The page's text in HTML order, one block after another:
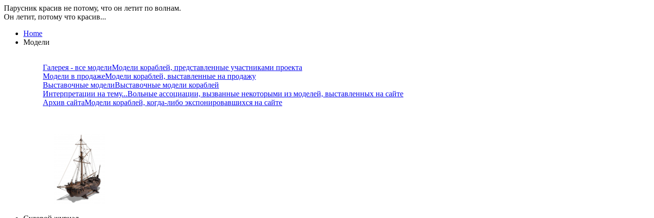
Парусник красив не потому, что он летит по волнам.
Он летит, потому что красив...
Home
Модели
Галерея - все моделиМодели кораблей, представленные участниками проекта
Модели в продажеМодели кораблей, выставленные на продажу
Выставочные моделиВыставочные модели кораблей
Интерпретации на тему...Вольные ассоциации, вызванные некоторыми из моделей, выставленных на сайте
Архив сайтаМодели кораблей, когда-либо экспонировавшихся на сайте